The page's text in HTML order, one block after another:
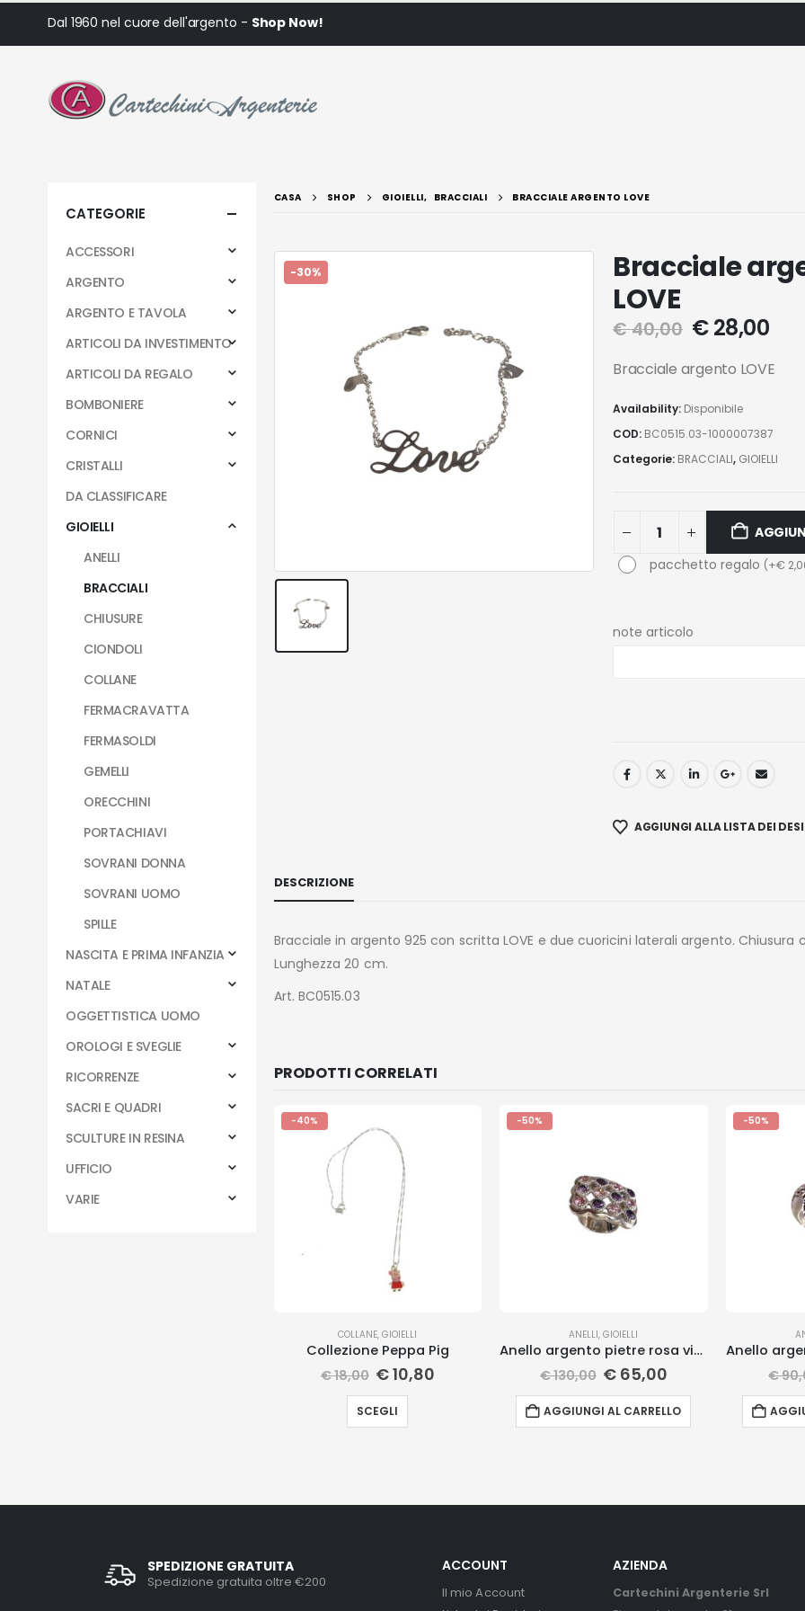
Dal 1960 nel cuore dell'argento - Shop Now!
CASA SHOP GIOIELLI, BRACCIALI BRACCIALE ARGENTO LOVE
-30%
Bracciale
LOVE
€40,00 €28,00
Bracciale argento LOVE
Availability: Disponibile
COD: BC0515.03-1000007387
Categorie: BRACCIALI, GIOIELLI
pacchetto regalo (+€
note articolo
AGGIUNGI ALLA LISTA DEI
DESCRIZIONE
Bracciale in argento 925 con scritta LOVE e due cuoricini laterali argento.
Lunghezza 20 cm.
Art. BC0515.03
PRODOTTI CORRELATI
-40%
COLLANE,GIOIELLI
Collezione Peppa Pig
€18,00 €10,80
SCEGLI
-50%
ANELLI,GIOIELLI
Anello argento pietre rosa viola
€130,00 € 65,00
AGGIUNGI AL CARRELLO
-50%
€
CATEGORIE
ACCESSORI
ARGENTO
ARGENTO E TAVOLA
ARTICOLI DA INVESTIMENTO
ARTICOLI DA REGALO
BOMBONIERE
CORNICI
CRISTALLI
DA CLASSIFICARE
GIOIELLI
ANELLI
BRACCIALI
CHIUSURE
CIONDOLI
COLLANE
FERMACRAVATTA
FERMASOLDI
GEMELLI
ORECCHINI
PORTACHIAVI
SOVRANI DONNA
SOVRANI UOMO
SPILLE
NASCITA E PRIMA INFANZIA
NATALE
OGGETTISTICA UOMO
OROLOGI E SVEGLIE
RICORRENZE
SACRI E QUADRI
SCULTURE IN RESINA
UFFICIO
VARIE
SPEDIZIONE GRATUITA
Spedizione gratuita oltre €200
ACCOUNT
Il mio Account
AZIENDA
Cartechini Argenterie Srl